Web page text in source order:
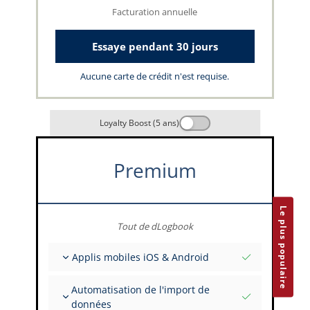
Facturation annuelle
Essaye pendant 30 jours
Aucune carte de crédit n'est requise.
Le plus populaire
Loyalty Boost (5 ans)
Premium
Tout de dLogbook
Applis mobiles iOS & Android
Saisies de vol et FSTD
Installations illimitées sur tous vos appareils
Automatisation de l'import de
données